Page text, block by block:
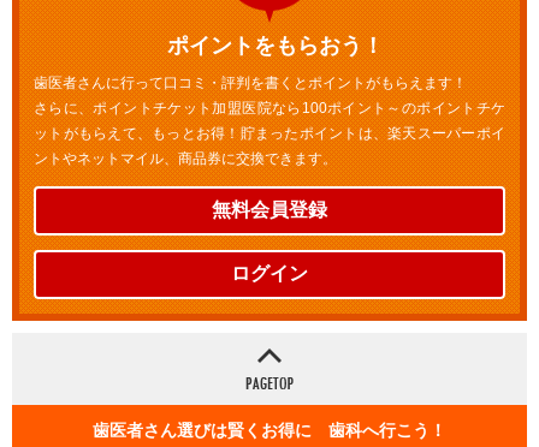
ポイントをもらおう！
歯医者さんに行って口コミ・評判を書くとポイントがもらえます！
さらに、ポイントチケット加盟医院なら100ポイント～のポイントチケ
ットがもらえて、もっとお得！貯まったポイントは、楽天スーパーポイ
ントやネットマイル、商品券に交換できます。
無料会員登録
ログイン
歯医者さん選びは賢くお得に 歯科へ行こう！